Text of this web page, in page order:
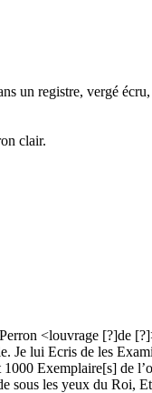
un registre, vergé
clair.
<louvrage [?]de
Je lui Ecris de les
Exemplaire[s] de
sous les yeux du Roi,